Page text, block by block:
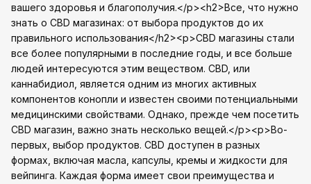
вашего здоровья и благополучия.</p><h2>Все, что нужно
знать о CBD магазинах: от выбора продуктов до их
правильного использования</h2><p>CBD магазины стали
все более популярными в последние годы, и все больше
людей интересуются этим веществом. CBD, или
каннабидиол, является одним из многих активных
компонентов конопли и известен своими потенциальными
медицинскими свойствами. Однако, прежде чем посетить
CBD магазин, важно знать несколько вещей.</p><p>Во-
первых, выбор продуктов. CBD доступен в разных
формах, включая масла, капсулы, кремы и жидкости для
вейпинга. Каждая форма имеет свои преимущества и